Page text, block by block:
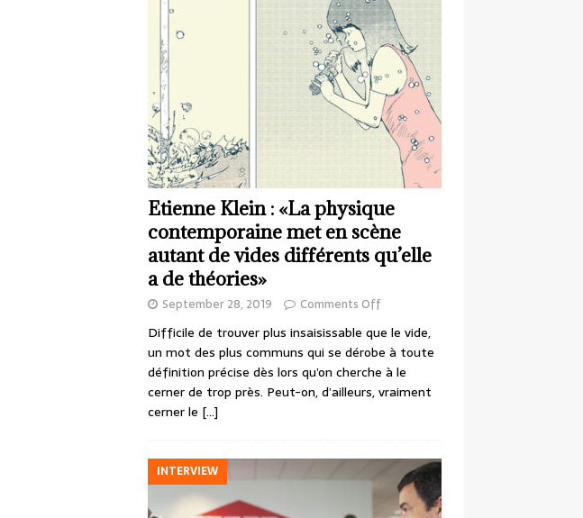
Etienne Klein : «La physique
contemporaine met en scène
autant de vides différents qu’elle
a de théories»
September 28, 2019 Comments Off
Difficile de trouver plus insaisissable que le vide,
un mot des plus communs qui se dérobe à toute
définition précise dès lors qu’on cherche à le
cerner de trop près. Peut-on, d’ailleurs, vraiment
cerner le […]
INTERVIEW